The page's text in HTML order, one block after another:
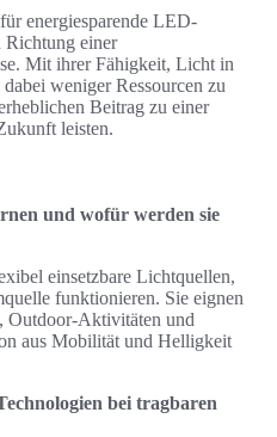
energiesparende LED-
einer
Mit ihrer Fähigkeit, Licht in
weniger Ressourcen zu
Beitrag zu einer
leisten.
und wofür werden sie
einsetzbare Lichtquellen,
funktionieren. Sie eignen
Outdoor-Aktivitäten und
aus Mobilität und Helligkeit
bei tragbaren